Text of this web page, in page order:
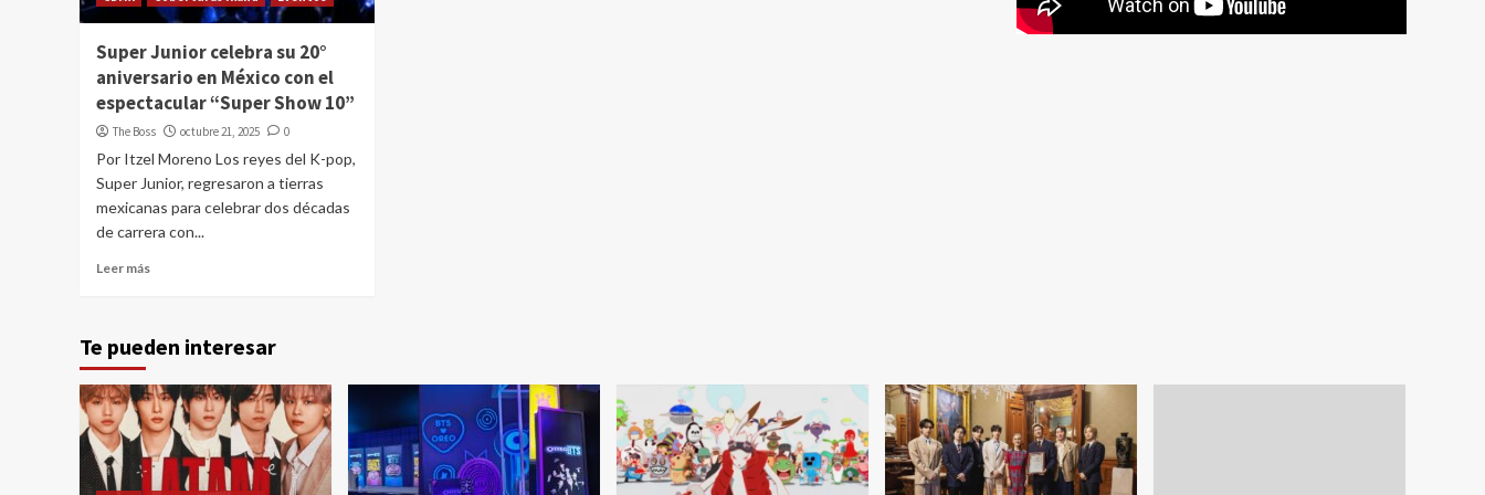
Super Junior celebra su 20°
aniversario en México con el
espectacular “Super Show 10”
The Boss octubre 21, 2025 0
Por Itzel Moreno Los reyes del K-pop,
Super Junior, regresaron a tierras
mexicanas para celebrar dos décadas
de carrera con...
Leer más
Te pueden interesar